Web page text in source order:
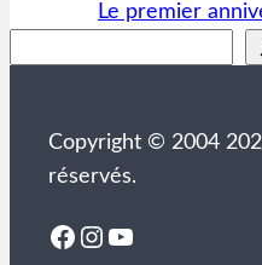
Le premier
Copyright © 2004
réservés.
Facebook
Instagram
YouTube